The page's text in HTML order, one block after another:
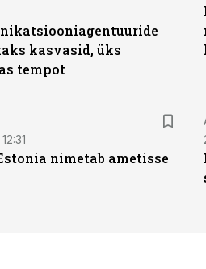
kasvasid, üks
tempot
nimetab ametisse